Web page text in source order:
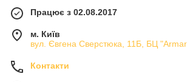
Працює з 02.08.2017
м. Київ
вул. Євгена Сверстюка, 11Б, БЦ
Контакти